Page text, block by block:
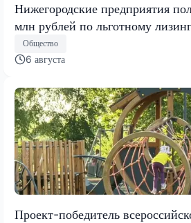
Нижегородские предприятия
млн рублей по льготному
Общество
6 августа
Проект-победитель